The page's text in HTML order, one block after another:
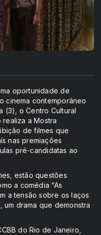
oportunidade de
cinema contemporâneo
(3), o Centro Cultural
a Mostra
de filmes que
nas premiações
pré-candidatas ao
estão questões
a comédia “As
a tensão sobre os laços
um drama que demonstra
do Rio de Janeiro,